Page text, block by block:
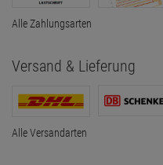
Alle Zahlungsarten
Versand & Lieferung
Alle Versandarten